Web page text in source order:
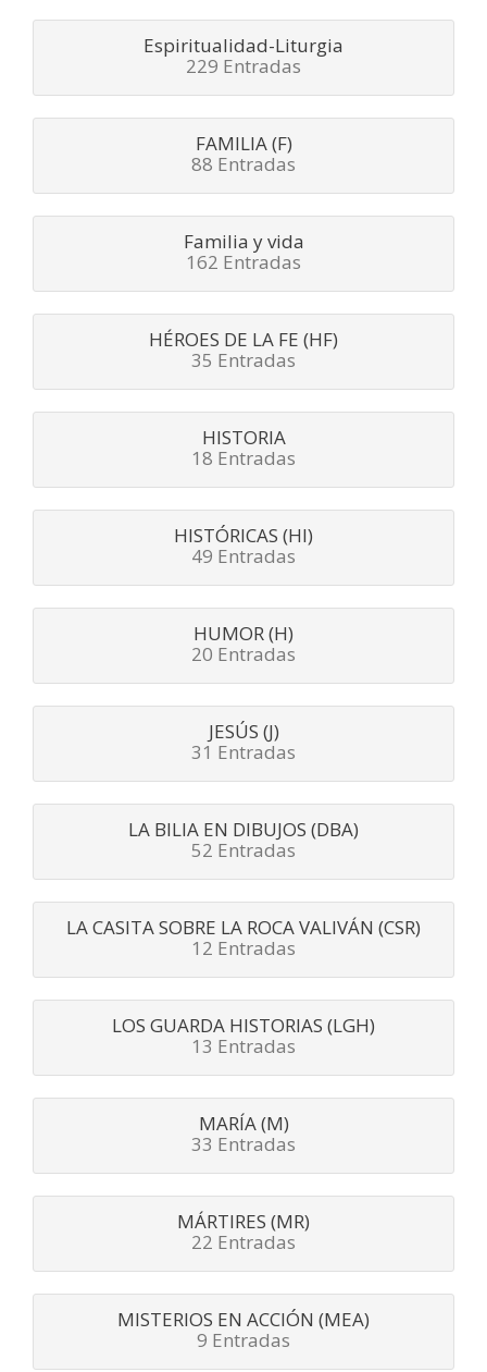
Espiritualidad-Liturgia
229 Entradas
FAMILIA (F)
88 Entradas
Familia y vida
162 Entradas
HÉROES DE LA FE (HF)
35 Entradas
HISTORIA
18 Entradas
HISTÓRICAS (HI)
49 Entradas
HUMOR (H)
20 Entradas
JESÚS (J)
31 Entradas
LA BILIA EN DIBUJOS (DBA)
52 Entradas
LA CASITA SOBRE LA ROCA VALIVÁN (CSR)
12 Entradas
LOS GUARDA HISTORIAS (LGH)
13 Entradas
MARÍA (M)
33 Entradas
MÁRTIRES (MR)
22 Entradas
MISTERIOS EN ACCIÓN (MEA)
9 Entradas